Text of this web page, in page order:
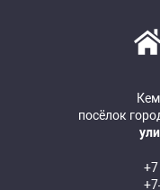
посёлок